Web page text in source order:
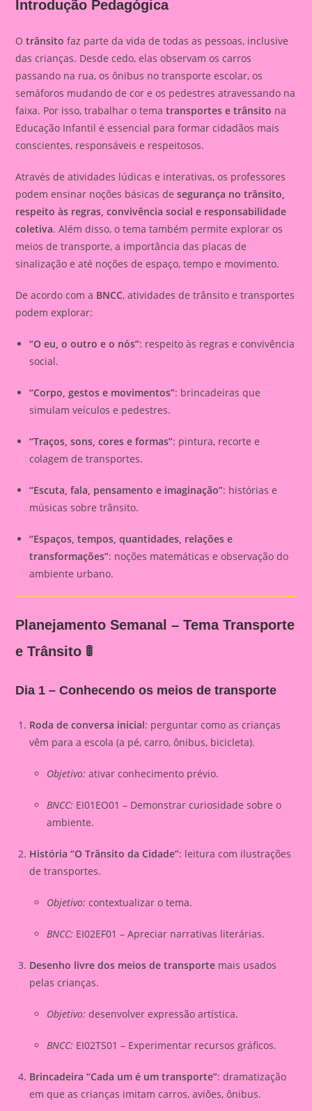
Introdução Pedagógica
Otrânsito faz parte da vida de todas as pessoas, inclusive
das crianças. Desde cedo, elas observam os carros
passando na rua, os ônibus no transporte escolar, os
semáforos mudando de cor e os pedestres atravessando na
faixa. Por isso, trabalhar o tematransportes e trânsito na
Educação Infantil é essencial para formar cidadãos mais
conscientes, responsáveis e respeitosos.
Através de atividades lúdicas e interativas, os professores
podem ensinar noções básicas desegurança no trânsito,
respeito às regras, convivência social e responsabilidade
coletiva. Além disso, o tema também permite explorar os
meios de transporte, a importância das placas de
sinalização e até noções de espaço, tempo e movimento.
De acordo com a BNCC, atividades de trânsito e transportes
podem explorar:
“O eu, o outro e o nós”: respeito às regras e convivência
social.
“Corpo, gestos e movimentos”: brincadeiras que
simulam veículos e pedestres.
“Traços, sons, cores e formas”: pintura, recorte e
colagem de transportes.
“Escuta, fala, pensamento e imaginação”: histórias e
músicas sobre trânsito.
“Espaços, tempos, quantidades, relações e
transformações”: noções matemáticas e observação do
ambiente urbano.
Planejamento Semanal – Tema Transporte
e Trânsito 🚦
Dia 1 – Conhecendo os meios de transporte
Roda de conversa inicial: perguntar como as crianças
vêm para a escola (a pé, carro, ônibus, bicicleta).
Objetivo: ativar conhecimento prévio.
BNCC: EI01EO01 – Demonstrar curiosidade sobre o
ambiente.
História “O Trânsito da Cidade”: leitura com ilustrações
de transportes.
Objetivo: contextualizar o tema.
BNCC: EI02EF01 – Apreciar narrativas literárias.
Desenho livre dos meios de transporte mais usados
pelas crianças.
Objetivo: desenvolver expressão artística.
BNCC: EI02TS01 – Experimentar recursos gráficos.
Brincadeira “Cada um é um transporte”: dramatização
em que as crianças imitam carros, aviões, ônibus.